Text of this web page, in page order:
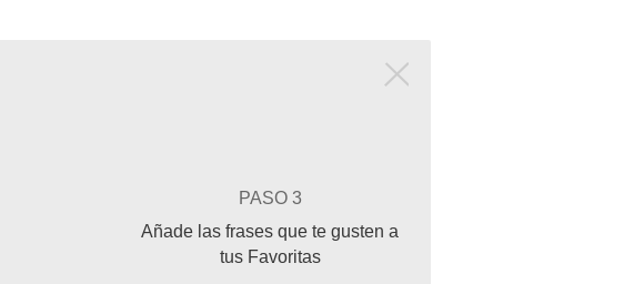
PASO 3
Añade las frases que te gusten a
tus Favoritas